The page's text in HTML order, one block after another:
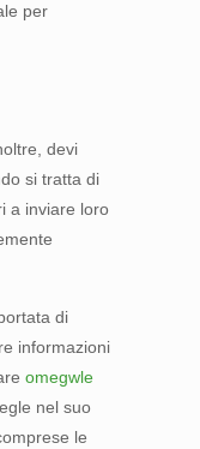
per
devi
si tratta di
a inviare loro
di
informazioni
omegwle
nel suo
le